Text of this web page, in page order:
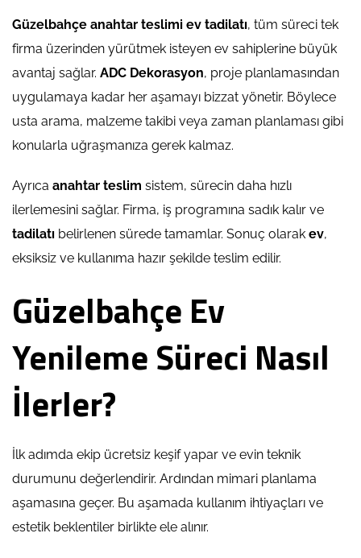
Güzelbahçe anahtar teslimi ev tadilatı, tüm süreci tek
firma üzerinden yürütmek isteyen ev sahiplerine büyük
avantaj sağlar. ADC Dekorasyon, proje planlamasından
uygulamaya kadar her aşamayı bizzat yönetir. Böylece
usta arama, malzeme takibi veya zaman planlaması gibi
konularla uğraşmanıza gerek kalmaz.
Ayrıca anahtar teslim sistem, sürecin daha hızlı
ilerlemesini sağlar. Firma, iş programına sadık kalır ve
tadilatı belirlenen sürede tamamlar. Sonuç olarak ev,
eksiksiz ve kullanıma hazır şekilde teslim edilir.
Güzelbahçe Ev
Yenileme Süreci Nasıl
İlerler?
İlk adımda ekip ücretsiz keşif yapar ve evin teknik
durumunu değerlendirir. Ardından mimari planlama
aşamasına geçer. Bu aşamada kullanım ihtiyaçları ve
estetik beklentiler birlikte ele alınır.